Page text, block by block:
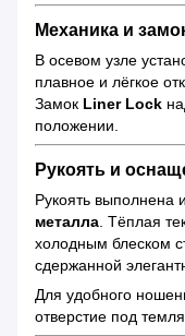
Механика и
В осевом узле
плавное и лёгкое
Замок Liner Lock
положении.
Рукоять и
Рукоять выполнена
металла . Тёплая
холодным блеском
сдержанной
Для удобного
отверстие под